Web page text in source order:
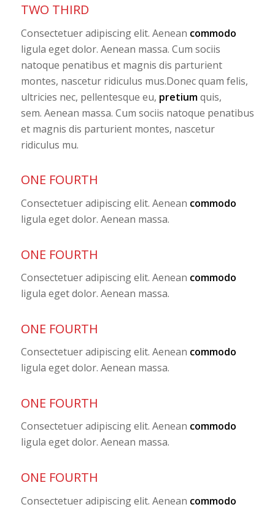
TWO THIRD
Consectetuer adipiscing elit. Aenean commodo
ligula eget dolor. Aenean massa. Cum sociis
natoque penatibus et magnis dis parturient
montes, nascetur ridiculus mus.Donec quam felis,
ultricies nec, pellentesque eu, pretiumquis,
sem. Aenean massa. Cum sociis natoque penatibus
et magnis dis parturient montes, nascetur
ridiculus mu.
ONE FOURTH
Consectetuer adipiscing elit. Aenean commodo
ligula eget dolor. Aenean massa.
ONE FOURTH
Consectetuer adipiscing elit. Aenean commodo
ligula eget dolor. Aenean massa.
ONE FOURTH
Consectetuer adipiscing elit. Aenean commodo
ligula eget dolor. Aenean massa.
ONE FOURTH
Consectetuer adipiscing elit. Aenean commodo
ligula eget dolor. Aenean massa.
ONE FOURTH
Consectetuer adipiscing elit. Aenean commodo